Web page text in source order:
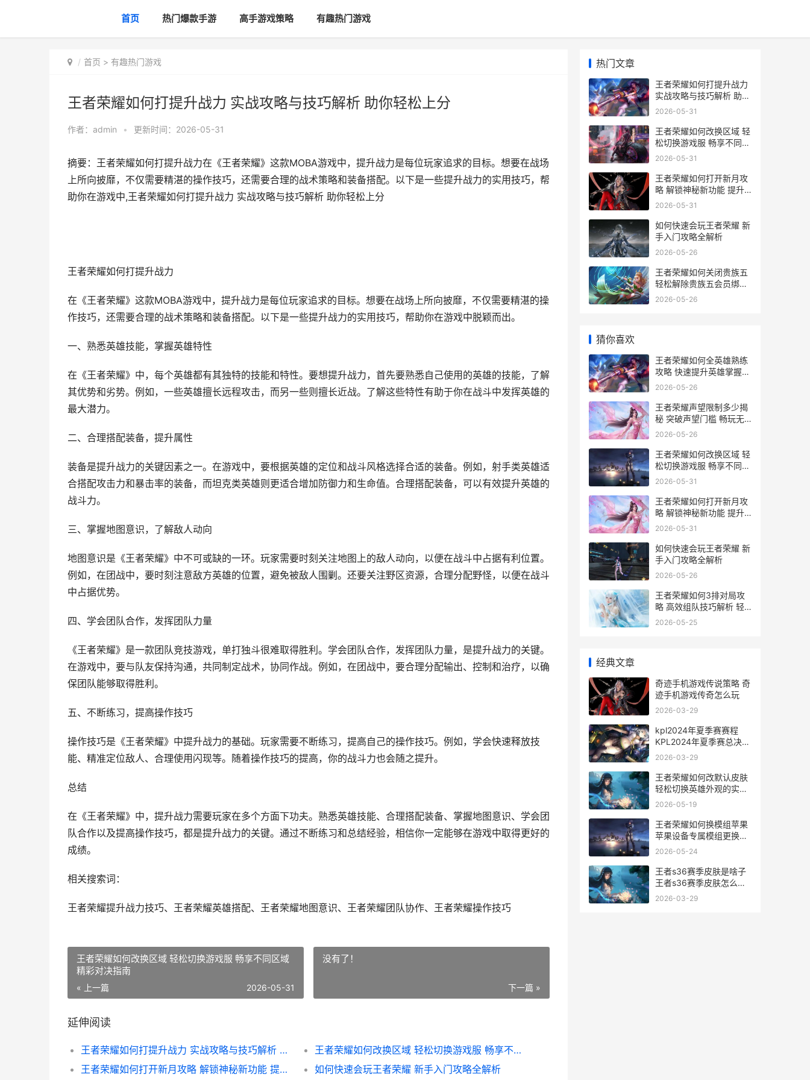
首页 热门爆款手游 高手游戏策略 有趣热门游戏
首页 > 有趣热门游戏
王者荣耀如何打提升战力 实战攻略与技巧解析 助你轻松上分
作者： admin • 更新时间：2026-05-31
摘要：王者荣耀如何打提升战力在《王者荣耀》这款MOBA游戏中，提升战力是每位玩家追求的目标。想要在战场
上所向披靡，不仅需要精湛的操作技巧，还需要合理的战术策略和装备搭配。以下是一些提升战力的实用技巧，帮
助你在游戏中,王者荣耀如何打提升战力 实战攻略与技巧解析 助你轻松上分
王者荣耀如何打提升战力
在《王者荣耀》这款MOBA游戏中，提升战力是每位玩家追求的目标。想要在战场上所向披靡，不仅需要精湛的操
作技巧，还需要合理的战术策略和装备搭配。以下是一些提升战力的实用技巧，帮助你在游戏中脱颖而出。
一、熟悉英雄技能，掌握英雄特性
在《王者荣耀》中，每个英雄都有其独特的技能和特性。要想提升战力，首先要熟悉自己使用的英雄的技能，了解
其优势和劣势。例如，一些英雄擅长远程攻击，而另一些则擅长近战。了解这些特性有助于你在战斗中发挥英雄的
最大潜力。
二、合理搭配装备，提升属性
装备是提升战力的关键因素之一。在游戏中，要根据英雄的定位和战斗风格选择合适的装备。例如，射手类英雄适
合搭配攻击力和暴击率的装备，而坦克类英雄则更适合增加防御力和生命值。合理搭配装备，可以有效提升英雄的
战斗力。
三、掌握地图意识，了解敌人动向
地图意识是《王者荣耀》中不可或缺的一环。玩家需要时刻关注地图上的敌人动向，以便在战斗中占据有利位置。
例如，在团战中，要时刻注意敌方英雄的位置，避免被敌人围剿。还要关注野区资源，合理分配野怪，以便在战斗
中占据优势。
四、学会团队合作，发挥团队力量
《王者荣耀》是一款团队竞技游戏，单打独斗很难取得胜利。学会团队合作，发挥团队力量，是提升战力的关键。
在游戏中，要与队友保持沟通，共同制定战术，协同作战。例如，在团战中，要合理分配输出、控制和治疗，以确
保团队能够取得胜利。
五、不断练习，提高操作技巧
操作技巧是《王者荣耀》中提升战力的基础。玩家需要不断练习，提高自己的操作技巧。例如，学会快速释放技
能、精准定位敌人、合理使用闪现等。随着操作技巧的提高，你的战斗力也会随之提升。
总结
在《王者荣耀》中，提升战力需要玩家在多个方面下功夫。熟悉英雄技能、合理搭配装备、掌握地图意识、学会团
队合作以及提高操作技巧，都是提升战力的关键。通过不断练习和总结经验，相信你一定能够在游戏中取得更好的
成绩。
相关搜索词：
王者荣耀提升战力技巧、王者荣耀英雄搭配、王者荣耀地图意识、王者荣耀团队协作、王者荣耀操作技巧
王者荣耀如何改换区域 轻松切换游戏服 畅享不同区域
精彩对决指南
« 上一篇 2026-05-31
没有了！
下一篇 »
延伸阅读
王者荣耀如何打提升战力 实战攻略与技巧解析 助你轻松上分
王者荣耀如何改换区域 轻松切换游戏服 畅享不同区域精彩对决指南
王者荣耀如何打开新月攻略 解锁神秘新功能 提升游戏体验全解析
如何快速会玩王者荣耀 新手入门攻略全解析
热门文章
王者荣耀如何打提升战力
实战攻略与技巧解析 助你
轻松上分
2026-05-31
王者荣耀如何改换区域 轻
松切换游戏服 畅享不同区
域精彩对决指南
2026-05-31
王者荣耀如何打开新月攻
略 解锁神秘新功能 提升
游戏体验全解析
2026-05-31
如何快速会玩王者荣耀 新
手入门攻略全解析
2026-05-26
王者荣耀如何关闭贵族五
轻松解除贵族五会员绑定
教程
2026-05-26
猜你喜欢
王者荣耀如何全英雄熟练
攻略 快速提升英雄掌握度
的秘诀解析
2026-05-26
王者荣耀声望限制多少揭
秘 突破声望门槛 畅玩无
阻攻略
2026-05-26
王者荣耀如何改换区域 轻
松切换游戏服 畅享不同区
域精彩对决指南
2026-05-31
王者荣耀如何打开新月攻
略 解锁神秘新功能 提升
游戏体验全解析
2026-05-31
如何快速会玩王者荣耀 新
手入门攻略全解析
2026-05-26
王者荣耀如何3排对局攻
略 高效组队技巧解析 轻
松提升团队战斗力
2026-05-25
经典文章
奇迹手机游戏传说策略 奇
迹手机游戏传奇怎么玩
2026-03-29
kpl2024年夏季赛赛程
KPL2024年夏季赛总决赛
回放
2026-03-29
王者荣耀如何改默认皮肤
轻松切换英雄外观的实用
指南
2026-05-19
王者荣耀如何换模组苹果
苹果设备专属模组更换教
程全解析
2026-05-24
王者s36赛季皮肤是啥子
王者s36赛季皮肤怎么获
得
2026-03-29